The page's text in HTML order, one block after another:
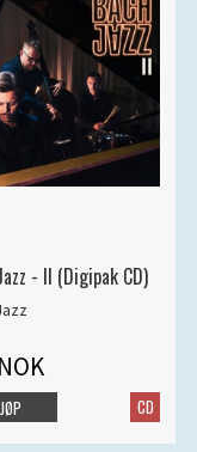
- II (Digipak CD)
CD